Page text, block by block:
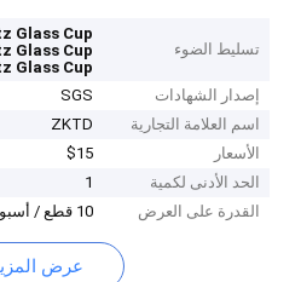
تسليط الضوء
Glass Cup
Glass Cup
Glass Cup
إصدار الشهادات
SGS
اسم العلامة التجارية
ZKTD
الأسعار
$15
الحد الأدنى لكمية
1
القدرة على العرض
10 قطع / أسبوع
عرض